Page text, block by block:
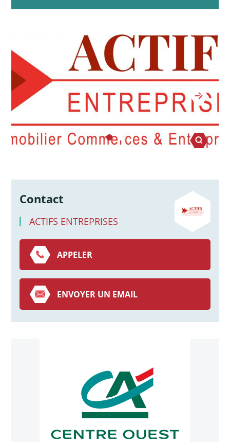
Contact
ACTIFS ENTREPRISES
APPELER
ENVOYER UN EMAIL